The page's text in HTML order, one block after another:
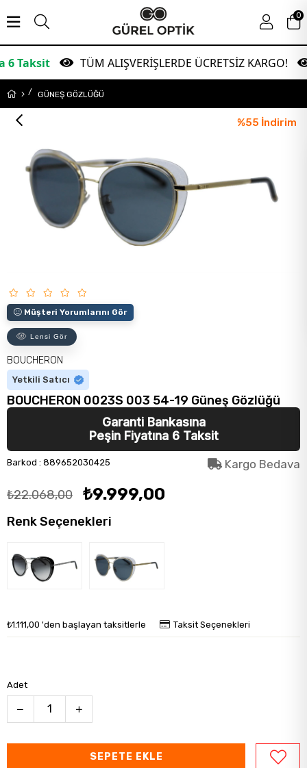
TÜM ALIŞVERİŞLERDE ÜCRETSİZ KARGO!
0
GÜNEŞ GÖZLÜĞÜ
%55 İndirim
Müşteri Yorumlarını Gör
Lensi Gör
BOUCHERON
Yetkili Satıcı
BOUCHERON 0023S 003 54-19 Güneş Gözlüğü
Garanti Bankasına
Peşin Fiyatına 6 Taksit
Barkod : 889652030425 Kargo Bedava
₺22.068,00 ₺9.999,00
Renk Seçenekleri
₺1.111,00 'den başlayan taksitlerle Taksit Seçenekleri
Adet